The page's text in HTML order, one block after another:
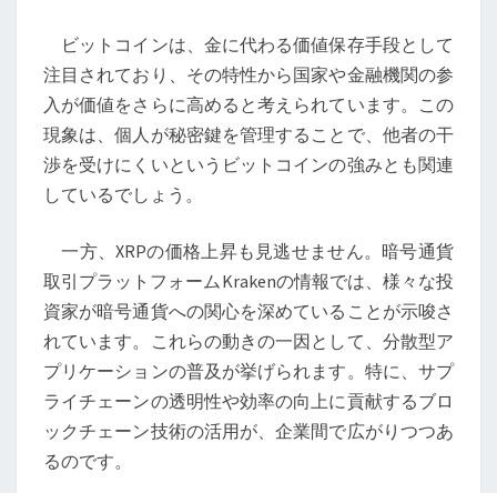
と
FED
の
金
融
が
号
資
産
市
場
ビットコインは、金に代わる価値保存手段として
注目されており、その特性から国家や金融機関の参
入が価値をさらに高めると考えられています。この
現象は、個人が秘密鍵を管理することで、他者の干
渉を受けにくいというビットコインの強みとも関連
しているでしょう。
一方、XRPの価格上昇も見逃せません。暗号通貨
取引プラットフォームKrakenの情報では、様々な投
資家が暗号通貨への関心を深めていることが示唆さ
れています。これらの動きの一因として、分散型ア
プリケーションの普及が挙げられます。特に、サプ
ライチェーンの透明性や効率の向上に貢献するブロ
ックチェーン技術の活用が、企業間で広がりつつあ
るのです。